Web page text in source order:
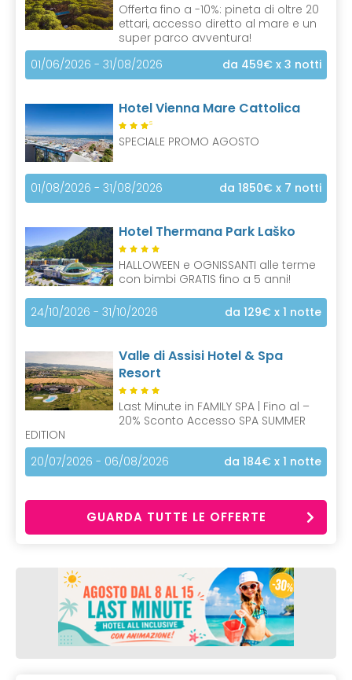
Offerta fino a -10%: pineta di oltre 20
ettari, accesso diretto al mare e un
super parco avventura!
01/06/2026 - 31/08/2026
da 459€ x 3 notti
Hotel Vienna Mare Cattolica
S
SPECIALE PROMO AGOSTO
01/08/2026 - 31/08/2026 da 1850€ x 7 notti
Hotel Thermana Park Laško
HALLOWEEN e OGNISSANTI alle terme
con bimbi GRATIS fino a 5 anni!
24/10/2026 - 31/10/2026 da 129€ x 1 notte
Valle di Assisi Hotel & Spa
Resort
Last Minute in FAMILY SPA | Fino al –
20% Sconto Accesso SPA SUMMER
EDITION
20/07/2026 - 06/08/2026
da 184€ x 1 notte
GUARDA TUTTE LE OFFERTE